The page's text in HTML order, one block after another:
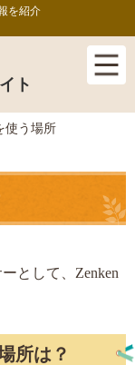
ト
を紹介
使う場所
として、Zenken
所は？